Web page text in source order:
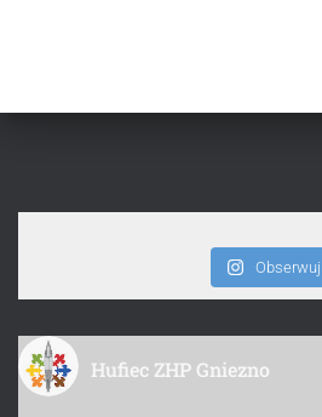
Obserwuj
Hufiec ZHP Gniezno